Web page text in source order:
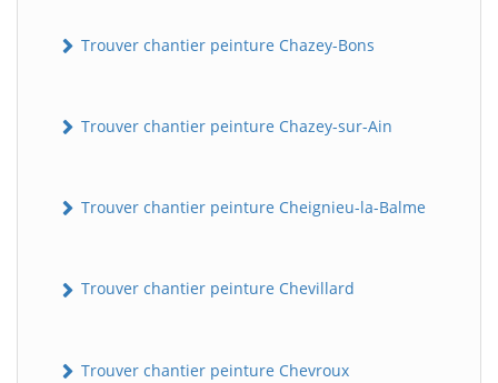
Trouver chantier peinture Chazey-Bons
Trouver chantier peinture Chazey-sur-Ain
Trouver chantier peinture Cheignieu-la-Balme
Trouver chantier peinture Chevillard
Trouver chantier peinture Chevroux